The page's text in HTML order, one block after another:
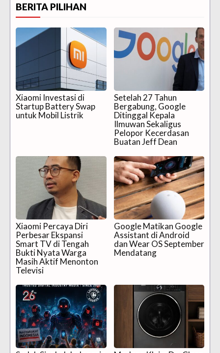
BERITA PILIHAN
Xiaomi Investasi di
Startup Battery Swap
untuk Mobil Listrik
Setelah 27 Tahun
Bergabung, Google
Ditinggal Kepala
Ilmuwan Sekaligus
Pelopor Kecerdasan
Buatan Jeff Dean
Xiaomi Percaya Diri
Perbesar Ekspansi
Smart TV di Tengah
Bukti Nyata Warga
Masih Aktif Menonton
Televisi
Google Matikan Google
Assistant di Android
dan Wear OS September
Mendatang